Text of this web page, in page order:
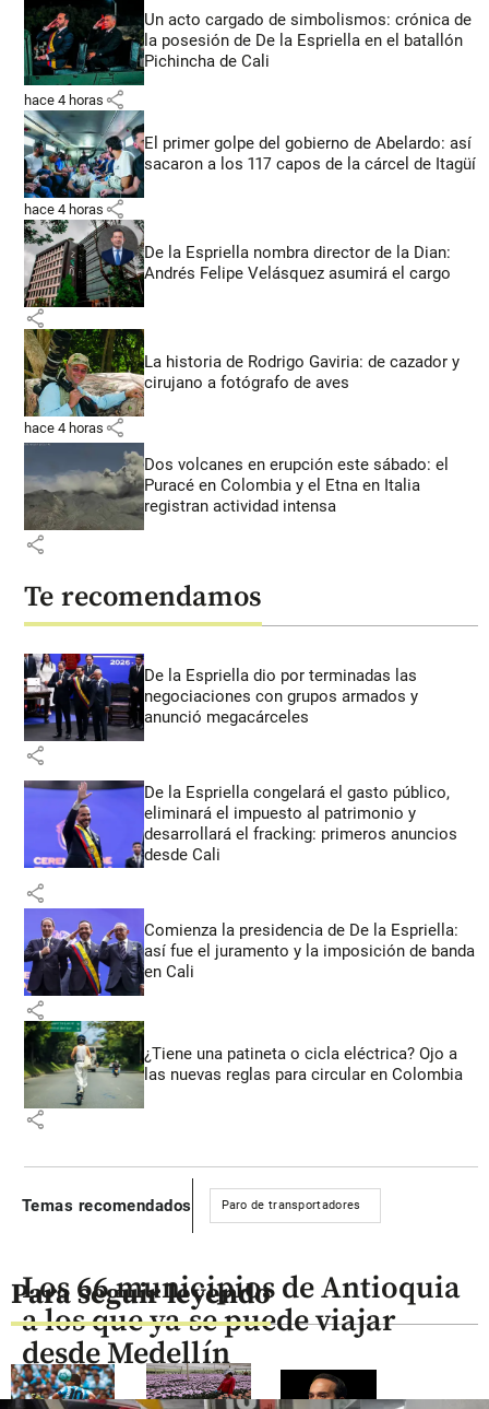
Un acto cargado de simbolismos: crónica de
la posesión de De la Espriella en el batallón
Pichincha de Cali
hace 4 horas share
El primer golpe del gobierno de Abelardo: así
sacaron a los 117 capos de la cárcel de Itagüí
hace 4 horas share
De la Espriella nombra director de la Dian:
Andrés Felipe Velásquez asumirá el cargo
share
La historia de Rodrigo Gaviria: de cazador y
cirujano a fotógrafo de aves
hace 4 horas share
Dos volcanes en erupción este sábado: el
Puracé en Colombia y el Etna en Italia
registran actividad intensa
share
Te recomendamos
De la Espriella dio por terminadas las
negociaciones con grupos armados y
anunció megacárceles
share
De la Espriella congelará el gasto público,
eliminará el impuesto al patrimonio y
desarrollará el fracking: primeros anuncios
desde Cali
share
Comienza la presidencia de De la Espriella:
así fue el juramento y la imposición de banda
en Cali
share
¿Tiene una patineta o cicla eléctrica? Ojo a
las nuevas reglas para circular en Colombia
share
Temas recomendados Paro de transportadores
Para seguir leyendo
Los 66 municipios de Antioquia
a los que ya se puede viajar
desde Medellín